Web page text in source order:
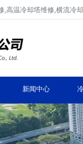
温冷却塔维修,横流冷
新闻中心